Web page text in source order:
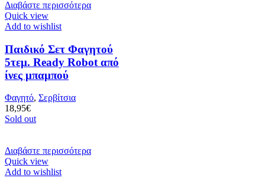
Διαβάστε περισσότερα
Quick view
Add to wishlist
Παιδικό Σετ Φαγητού
5τεμ. Ready Robot από
ίνες μπαμπού
Φαγητό, Σερβίτσια
18,95€
Sold out
Διαβάστε περισσότερα
Quick view
Add to wishlist